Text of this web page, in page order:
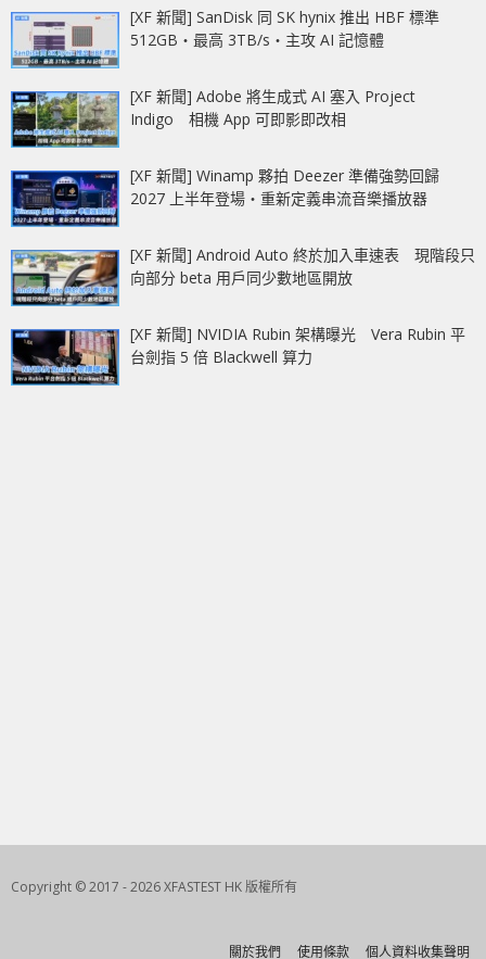
[XF 新聞] SanDisk 同 SK hynix 推出 HBF 標準
512GB‧最高 3TB/s‧主攻 AI 記憶體
[XF 新聞] Adobe 將生成式 AI 塞入 Project
Indigo 相機 App 可即影即改相
[XF 新聞] Winamp 夥拍 Deezer 準備強勢回歸
2027 上半年登場‧重新定義串流音樂播放器
[XF 新聞] Android Auto 終於加入車速表 現階段只
向部分 beta 用戶同少數地區開放
[XF 新聞] NVIDIA Rubin 架構曝光 Vera Rubin 平
台劍指 5 倍 Blackwell 算力
Copyright © 2017 - 2026 XFASTEST HK 版權所有
關於我們 使用條款 個人資料收集聲明